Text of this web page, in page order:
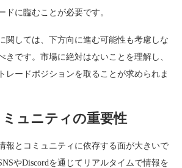
ドに臨むことが必要です。
関しては、下方向に進む可能性も考慮しな
きです。市場に絶対はないことを理解し、
レードポジションを取ることが求められま
ュニティの重要性
報とコミュニティに依存する面が大きいで
やDiscordを通じてリアルタイムで情報を